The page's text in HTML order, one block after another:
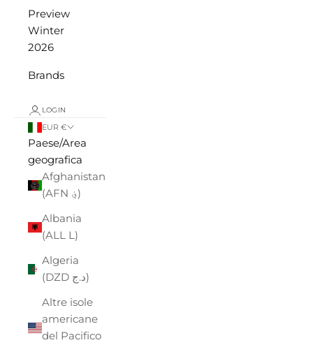
Preview
Winter
2026
Brands
LOGIN
EUR €
Paese/Area
geografica
Afghanistan
(AFN ؋)
Albania
(ALL L)
Algeria
(DZD د.ج)
Altre isole
americane
del Pacifico